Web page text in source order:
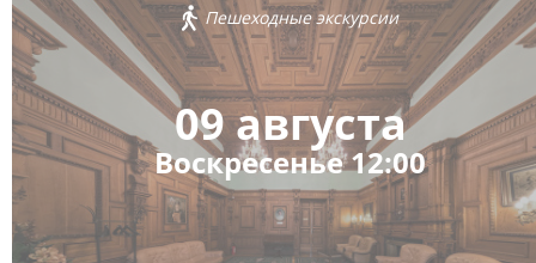
Пешеходные экскурсии
09 августа
Воскресенье 12:00